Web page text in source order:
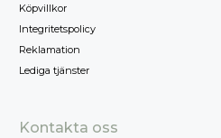
Köpvillkor
Integritetspolicy
Reklamation
Lediga tjänster
Kontakta oss